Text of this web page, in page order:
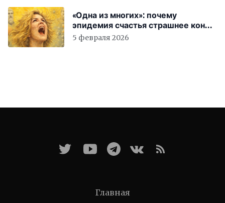
«Одна из многих»: почему
эпидемия счастья страшнее конца
света
5 февраля 2026
Главная